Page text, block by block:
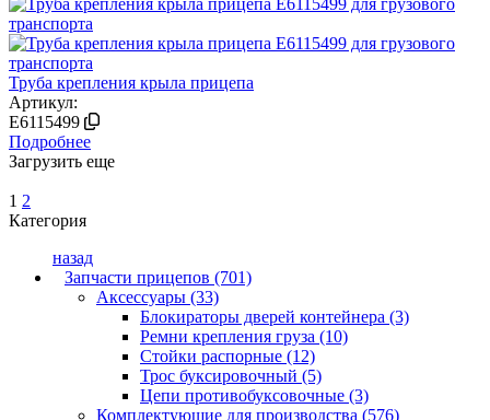
Труба крепления крыла прицепа
Артикул:
E6115499
Подробнее
Загрузить еще
1 2
Категория
назад
Запчасти прицепов (701)
Аксессуары (33)
Блокираторы дверей контейнера (3)
Ремни крепления груза (10)
Стойки распорные (12)
Трос буксировочный (5)
Цепи противобуксовочные (3)
Комплектующие для производства (576)